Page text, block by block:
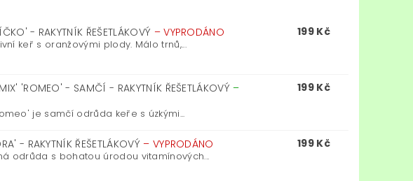
- RAKYTNÍK ŘEŠETLÁKOVÝ –VYPRODÁNO
keř s oranžovými plody. Málo trnů,...
199 Kč
'ROMEO' - SAMČÍ - RAKYTNÍK ŘEŠETLÁKOVÝ –
je samčí odrůda keře s úzkými...
199 Kč
- RAKYTNÍK ŘEŠETLÁKOVÝ – VYPRODÁNO
odrůda s bohatou úrodou vitamínových...
199 Kč